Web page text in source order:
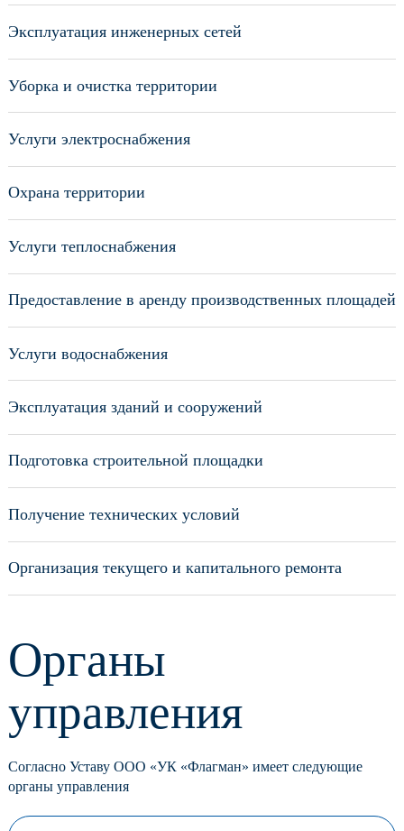
Эксплуатация инженерных сетей
Уборка и очистка территории
Услуги электроснабжения
Охрана территории
Услуги теплоснабжения
Предоставление в аренду производственных площадей
Услуги водоснабжения
Эксплуатация зданий и сооружений
Подготовка строительной площадки
Получение технических условий
Организация текущего и капитального ремонта
Органы
управления
Согласно Уставу ООО «УК «Флагман» имеет следующие
органы управления